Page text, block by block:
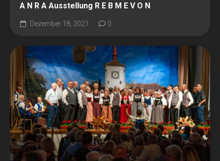
A N R A Ausstellung R E B M E V O N
Dezember 18, 2021 0